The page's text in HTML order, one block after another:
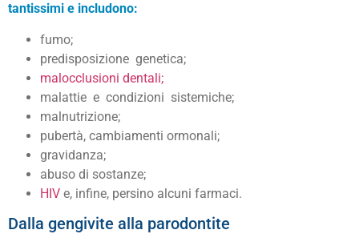
tantissimi e includono:
fumo;
predisposizione genetica;
malocclusioni dentali;
malattie e condizioni sistemiche;
malnutrizione;
pubertà, cambiamenti ormonali;
gravidanza;
abuso di sostanze;
HIV e, infine, persino alcuni farmaci.
Dalla gengivite alla parodontite